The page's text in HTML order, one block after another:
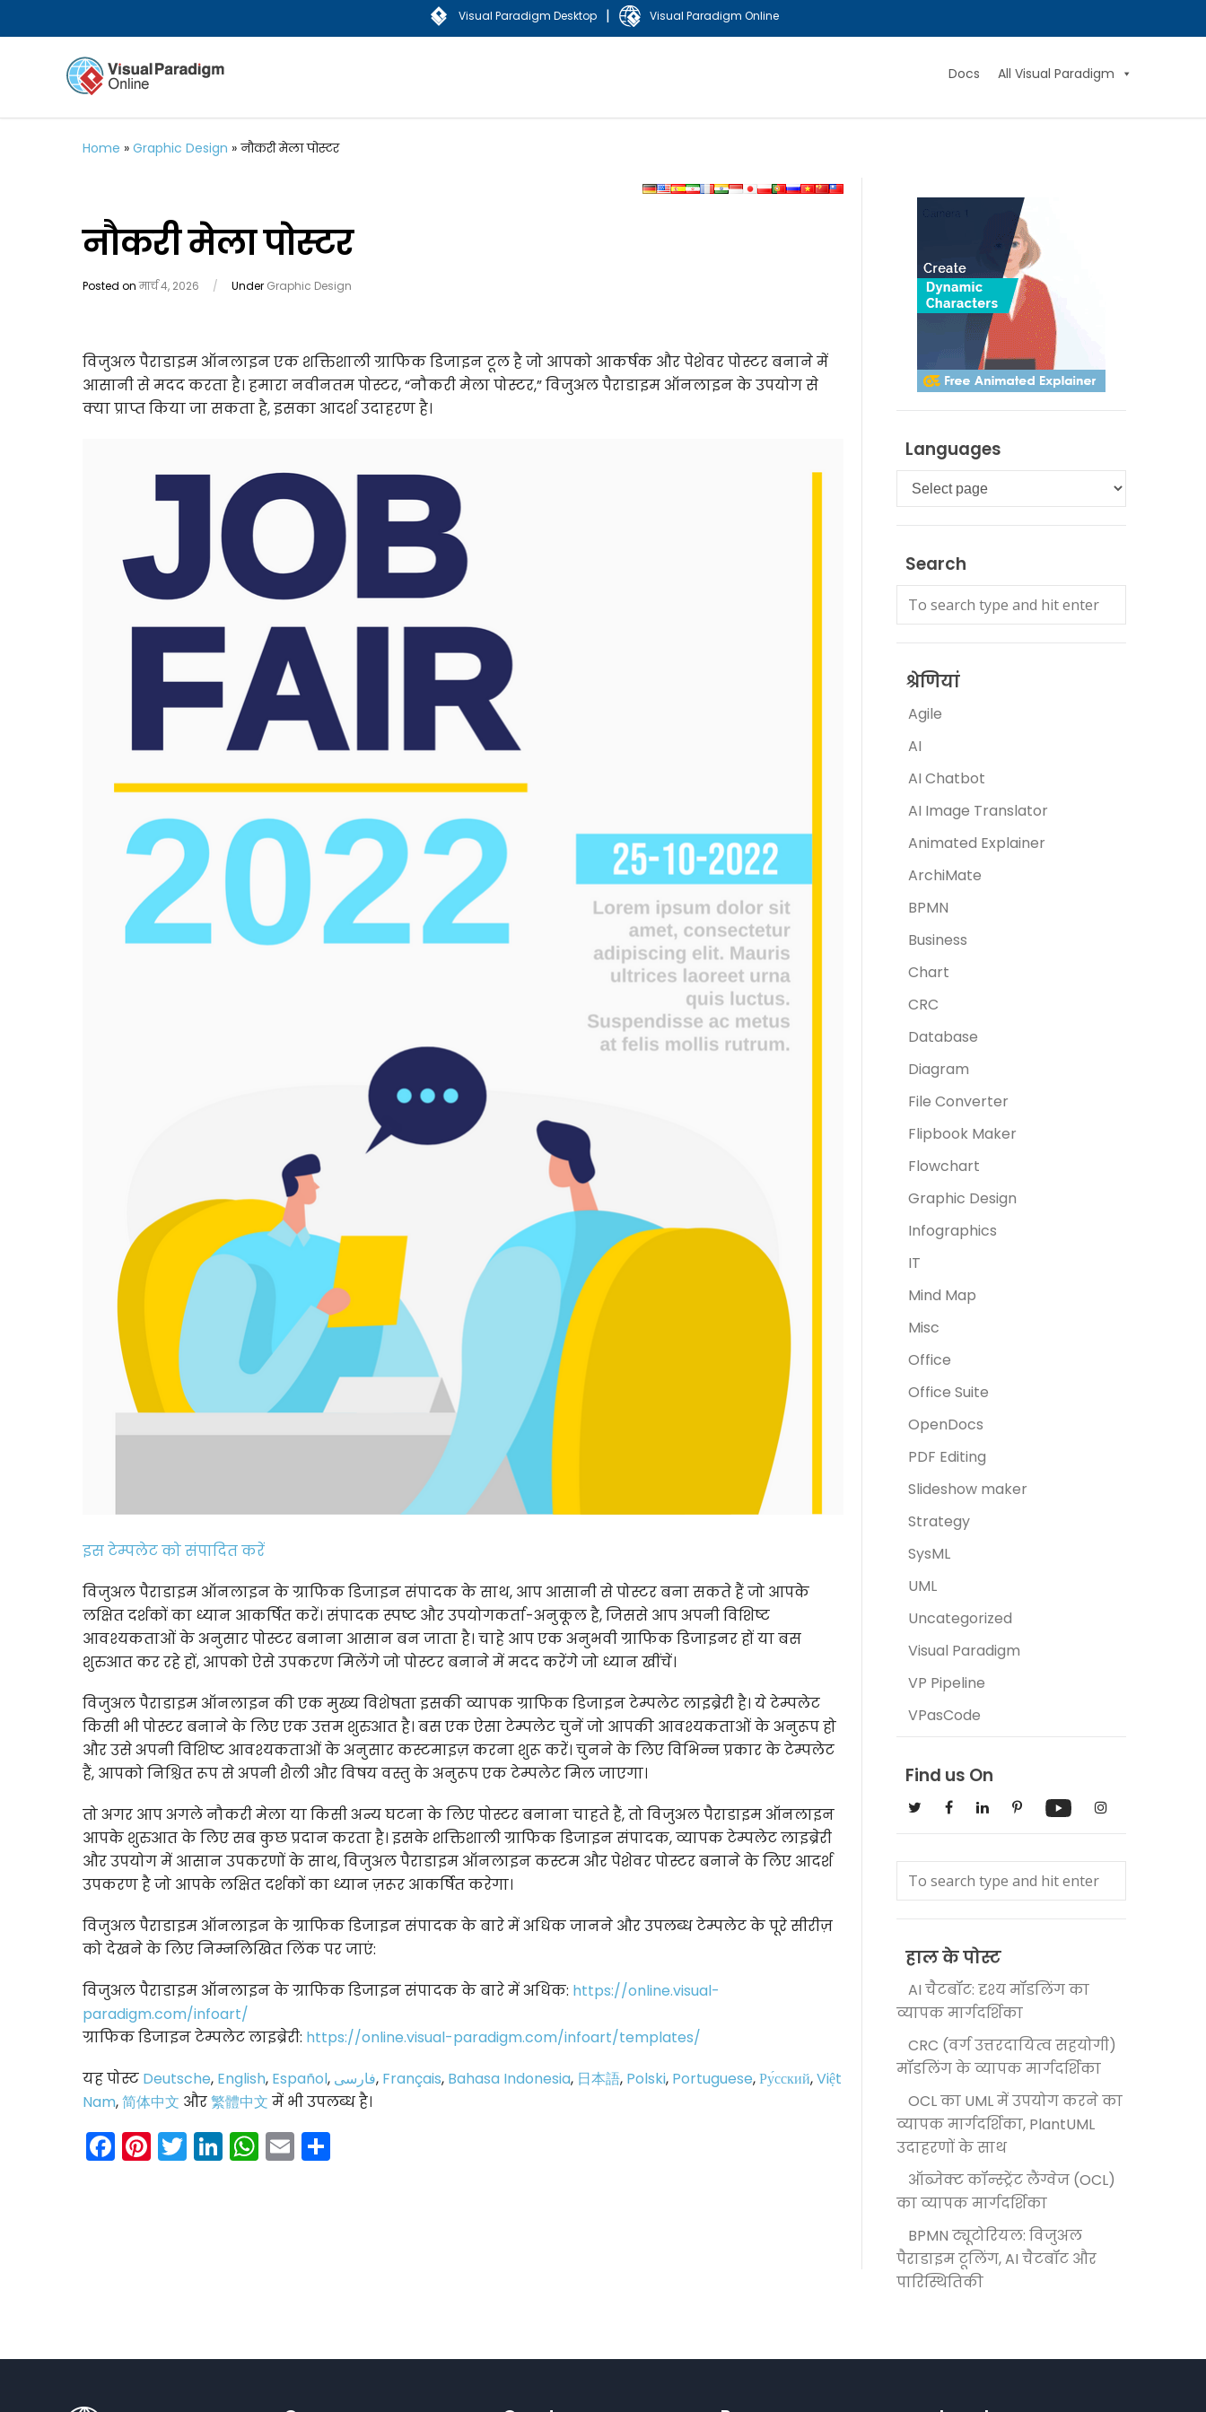
Visual Paradigm Desktop | Visual Paradigm Online
Docs All Visual Paradigm
Home » Graphic Design » नौकरी मेला पोस्टर
नौकरी मेला पोस्टर
Posted onमार्च 4, 2026 / Under Graphic Design
विजुअल पैराडाइम ऑनलाइन एक शक्तिशाली ग्राफिक डिजाइन टूल है जो आपको आकर्षक और पेशेवर पोस्टर बनाने में
आसानी से मदद करता है। हमारा नवीनतम पोस्टर, “नौकरी मेला पोस्टर,” विजुअल पैराडाइम ऑनलाइन के उपयोग से
क्या प्राप्त किया जा सकता है, इसका आदर्श उदाहरण है।
इस टेम्पलेट को संपादित करें
विजुअल पैराडाइम ऑनलाइन के ग्राफिक डिजाइन संपादक के साथ, आप आसानी से पोस्टर बना सकते हैं जो आपके
लक्षित दर्शकों का ध्यान आकर्षित करें। संपादक स्पष्ट और उपयोगकर्ता-अनुकूल है, जिससे आप अपनी विशिष्ट
आवश्यकताओं के अनुसार पोस्टर बनाना आसान बन जाता है। चाहे आप एक अनुभवी ग्राफिक डिजाइनर हों या बस
शुरुआत कर रहे हों, आपको ऐसे उपकरण मिलेंगे जो पोस्टर बनाने में मदद करेंगे जो ध्यान खींचें।
विजुअल पैराडाइम ऑनलाइन की एक मुख्य विशेषता इसकी व्यापक ग्राफिक डिजाइन टेम्पलेट लाइब्रेरी है। ये टेम्पलेट
किसी भी पोस्टर बनाने के लिए एक उत्तम शुरुआत है। बस एक ऐसा टेम्पलेट चुनें जो आपकी आवश्यकताओं के अनुरूप हो
और उसे अपनी विशिष्ट आवश्यकताओं के अनुसार कस्टमाइज़ करना शुरू करें। चुनने के लिए विभिन्न प्रकार के टेम्पलेट
हैं, आपको निश्चित रूप से अपनी शैली और विषय वस्तु के अनुरूप एक टेम्पलेट मिल जाएगा।
तो अगर आप अगले नौकरी मेला या किसी अन्य घटना के लिए पोस्टर बनाना चाहते हैं, तो विजुअल पैराडाइम ऑनलाइन
आपके शुरुआत के लिए सब कुछ प्रदान करता है। इसके शक्तिशाली ग्राफिक डिजाइन संपादक, व्यापक टेम्पलेट लाइब्रेरी
और उपयोग में आसान उपकरणों के साथ, विजुअल पैराडाइम ऑनलाइन कस्टम और पेशेवर पोस्टर बनाने के लिए आदर्श
उपकरण है जो आपके लक्षित दर्शकों का ध्यान ज़रूर आकर्षित करेगा।
विजुअल पैराडाइम ऑनलाइन के ग्राफिक डिजाइन संपादक के बारे में अधिक जानने और उपलब्ध टेम्पलेट के पूरे सीरीज़
को देखने के लिए निम्नलिखित लिंक पर जाएं:
विजुअल पैराडाइम ऑनलाइन के ग्राफिक डिजाइन संपादक के बारे में अधिक: https://online.visual-
paradigm.com/infoart/
ग्राफिक डिजाइन टेम्पलेट लाइब्रेरी: https://online.visual-paradigm.com/infoart/templates/
यह पोस्ट Deutsche, English, Español, فارسی, Français, Bahasa Indonesia, 日本語, Polski, Portuguese,Ру́сский,Việt
Nam,简体中文 और繁體中文 में भी उपलब्ध है।
Facebook
Pinterest
Twitter
LinkedIn
WhatsApp
Email
Languages
Languages
Search
श्रेणियां
Agile
AI
AI Chatbot
AI Image Translator
Animated Explainer
ArchiMate
BPMN
Business
Chart
CRC
Database
Diagram
File Converter
Flipbook Maker
Flowchart
Graphic Design
Infographics
IT
Mind Map
Misc
Office
Office Suite
OpenDocs
PDF Editing
Slideshow maker
Strategy
SysML
UML
Uncategorized
Visual Paradigm
VP Pipeline
VPasCode
Find us On
हाल के पोस्ट
AI चैटबॉट: दृश्य मॉडलिंग का
व्यापक मार्गदर्शिका
CRC (वर्ग उत्तरदायित्व सहयोगी)
मॉडलिंग के व्यापक मार्गदर्शिका
OCL का UML में उपयोग करने का
व्यापक मार्गदर्शिका, PlantUML
उदाहरणों के साथ
ऑब्जेक्ट कॉन्स्ट्रेंट लैंग्वेज (OCL)
का व्यापक मार्गदर्शिका
BPMN ट्यूटोरियल: विजुअल
पैराडाइम टूलिंग, AI चैटबॉट और
पारिस्थितिकी